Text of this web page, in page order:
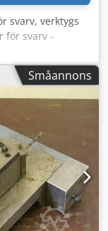
svarv, verktygs
för svarv -
från
typ
Siemens typ
se bilder
mm -Vikt: 117
Småannons